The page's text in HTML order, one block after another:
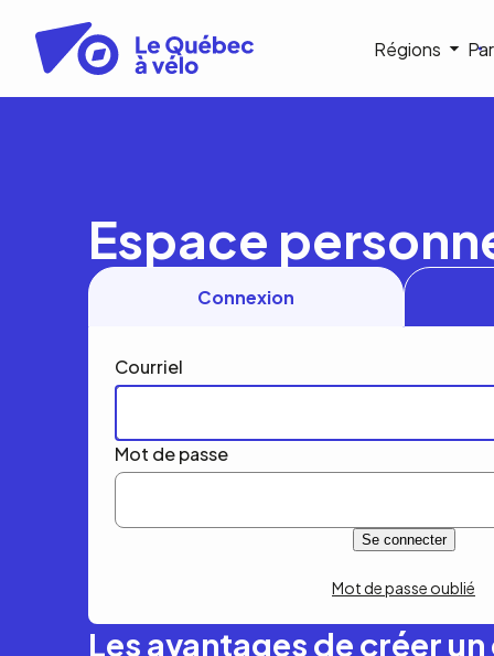
contenu
principal
Régions
Espace
Connexion
Courriel
Mot de passe
Mot de passe oublié
Les avantages de créer